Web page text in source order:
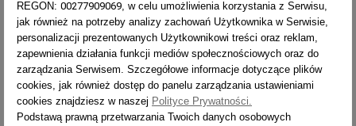
Drabina aluminiowa 1-
elementowa przystawna
profesjonalna Forte 81XX
Cena
342,00 zł
REGON: 00277909069, w celu umożliwienia korzystania z Serwisu,
jak również na potrzeby analizy zachowań Użytkownika w Serwisie,
personalizacji prezentowanych Użytkownikowi treści oraz reklam,
zapewnienia działania funkcji mediów społecznościowych oraz do
zarządzania Serwisem. Szczegółowe informacje dotyczące plików
cookies, jak również dostęp do panelu zarządzania ustawieniami
cookies znajdziesz w naszej Polityce Prywatności.
Podstawą prawną przetwarzania Twoich danych osobowych